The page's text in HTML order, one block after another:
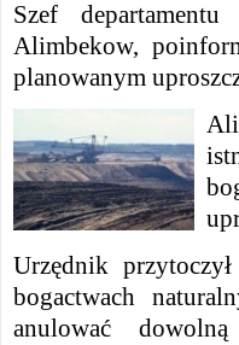
Szef
Alimbekow,
planowanym
Urzędnik
bogactwach
anulować